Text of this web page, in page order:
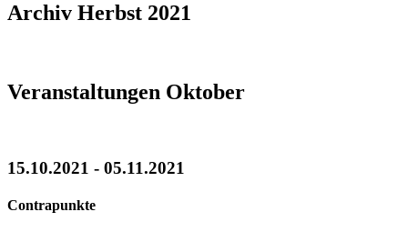
Archiv Herbst 2021
Veranstaltungen Oktober
15.10.2021 - 05.11.2021
Contrapunkte